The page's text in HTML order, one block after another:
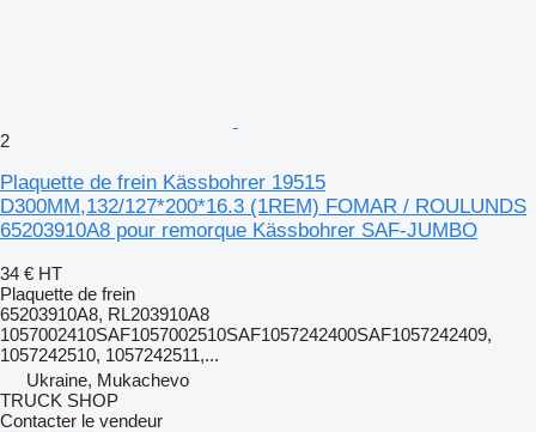
2
Plaquette de frein Kässbohrer 19515
D300MM,132/127*200*16.3 (1REM) FOMAR / ROULUNDS
65203910A8 pour remorque Kässbohrer SAF-JUMBO
34 € HT
Plaquette de frein
65203910A8, RL203910A8
1057002410SAF1057002510SAF1057242400SAF1057242409,
1057242510, 1057242511,...
Ukraine, Mukachevo
TRUCK SHOP
Contacter le vendeur